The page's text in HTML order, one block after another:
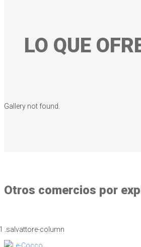
LO QUE
Gallery not found.
Otros comercios por